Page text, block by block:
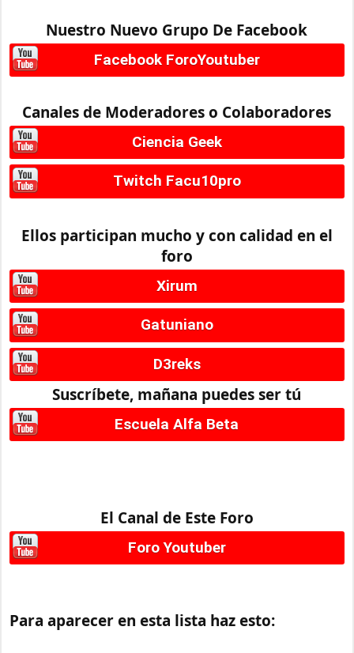
Nuestro Nuevo Grupo De Facebook
Facebook ForoYoutuber
Canales de Moderadores o Colaboradores
Ciencia Geek
Twitch Facu10pro
Ellos participan mucho y con calidad en el
foro
Xirum
Gatuniano
D3reks
Suscríbete, mañana puedes ser tú
Escuela Alfa Beta
El Canal de Este Foro
Foro Youtuber
Para aparecer en esta lista haz esto: